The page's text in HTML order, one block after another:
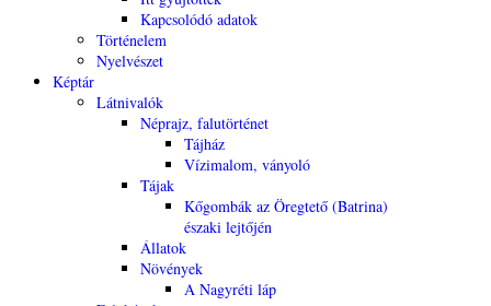
Kapcsolódó adatok
Történelem
Nyelvészet
Képtár
Látnivalók
Néprajz, falutörténet
Tájház
Vízimalom, ványoló
Tájak
Kőgombák az Öregtető (Batrina)
északi lejtőjén
Állatok
Növények
A Nagyréti láp